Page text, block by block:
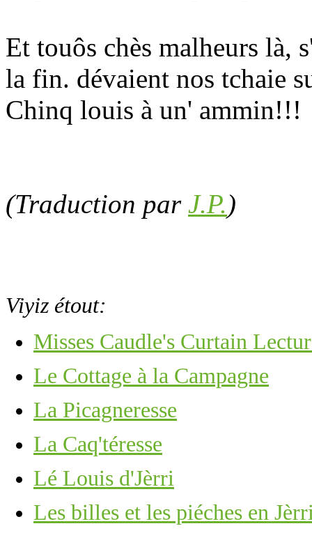
Et touôs chès malheurs là,
la fin. dévaient nos tchaie
Chinq louis à un' ammin!!!
(Traduction par J.P.)
Viyiz étout:
Misses Caudle's Curtain
Le Cottage à la Campagne
La Picagneresse
La Caq'téresse
Lé Louis d'Jèrri
Les billes et les piéches en